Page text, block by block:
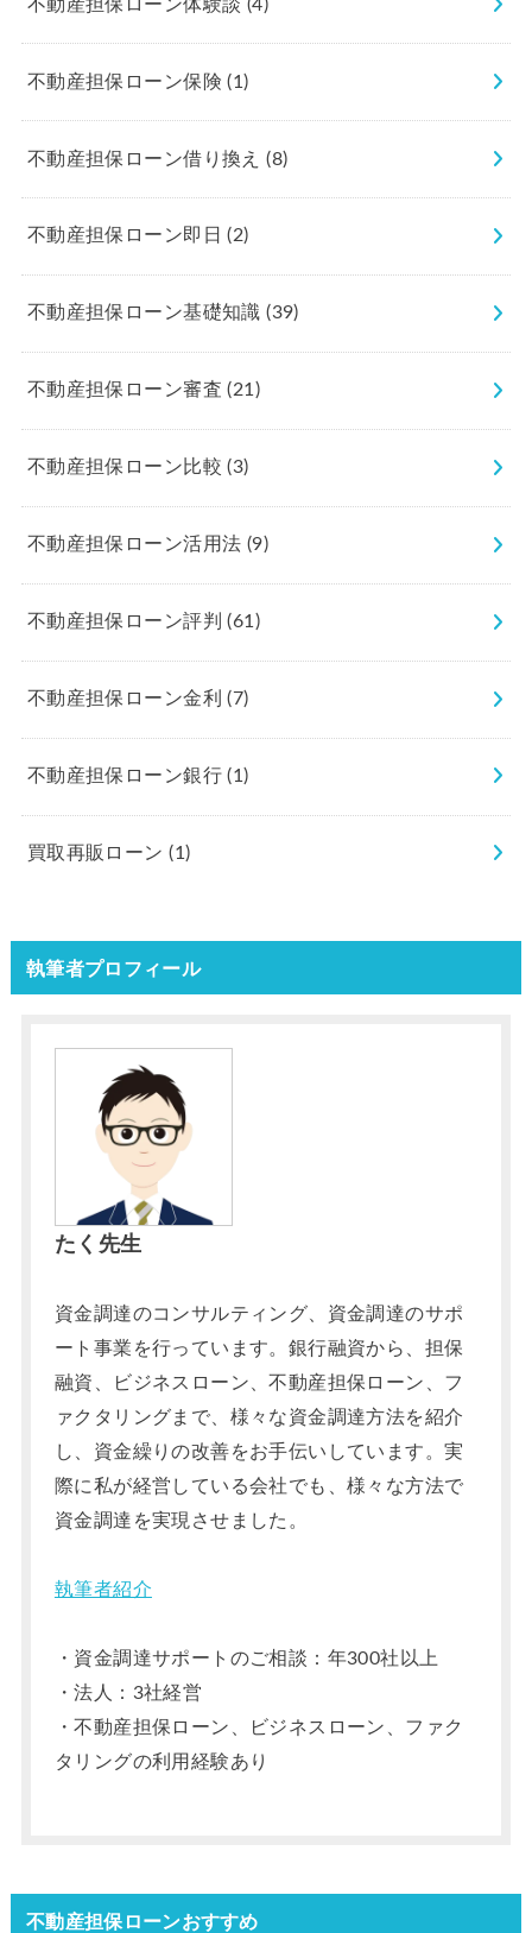
不動産担保ローン体験談 (4)
不動産担保ローン保険(1)
不動産担保ローン借り換え(8)
不動産担保ローン即日(2)
不動産担保ローン基礎知識(39)
不動産担保ローン審査(21)
不動産担保ローン比較(3)
不動産担保ローン活用法 (9)
不動産担保ローン評判(61)
不動産担保ローン金利(7)
不動産担保ローン銀行(1)
買取再販ローン(1)
執筆者プロフィール
たく先生
資金調達のコンサルティング、資金調達のサポ
ート事業を行っています。銀行融資から、担保
融資、ビジネスローン、不動産担保ローン、フ
ァクタリングまで、様々な資金調達方法を紹介
し、資金繰りの改善をお手伝いしています。実
際に私が経営している会社でも、様々な方法で
資金調達を実現させました。
執筆者紹介
・資金調達サポートのご相談：年300社以上
・法人：3社経営
・不動産担保ローン、ビジネスローン、ファク
タリングの利用経験あり
不動産担保ローンおすすめ